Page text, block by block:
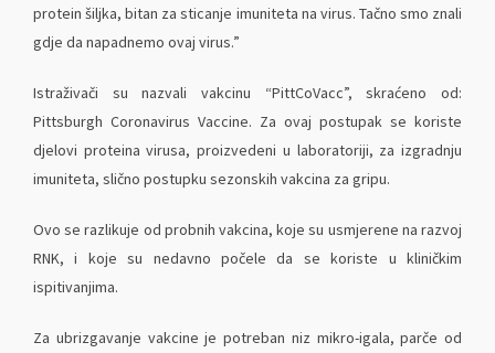
protein šiljka, bitan za sticanje imuniteta na virus. Tačno smo znali
gdje da napadnemo ovaj virus.”
Istraživači su nazvali vakcinu “PittCoVacc”, skraćeno od:
Pittsburgh Coronavirus Vaccine. Za ovaj postupak se koriste
djelovi proteina virusa, proizvedeni u laboratoriji, za izgradnju
imuniteta, slično postupku sezonskih vakcina za gripu.
Ovo se razlikuje od probnih vakcina, koje su usmjerene na razvoj
RNK, i koje su nedavno počele da se koriste u kliničkim
ispitivanjima.
Za ubrizgavanje vakcine je potreban niz mikro-igala, parče od